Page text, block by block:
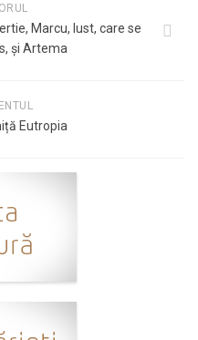
Marcu, Iust, care se
și Artema
Eutropia